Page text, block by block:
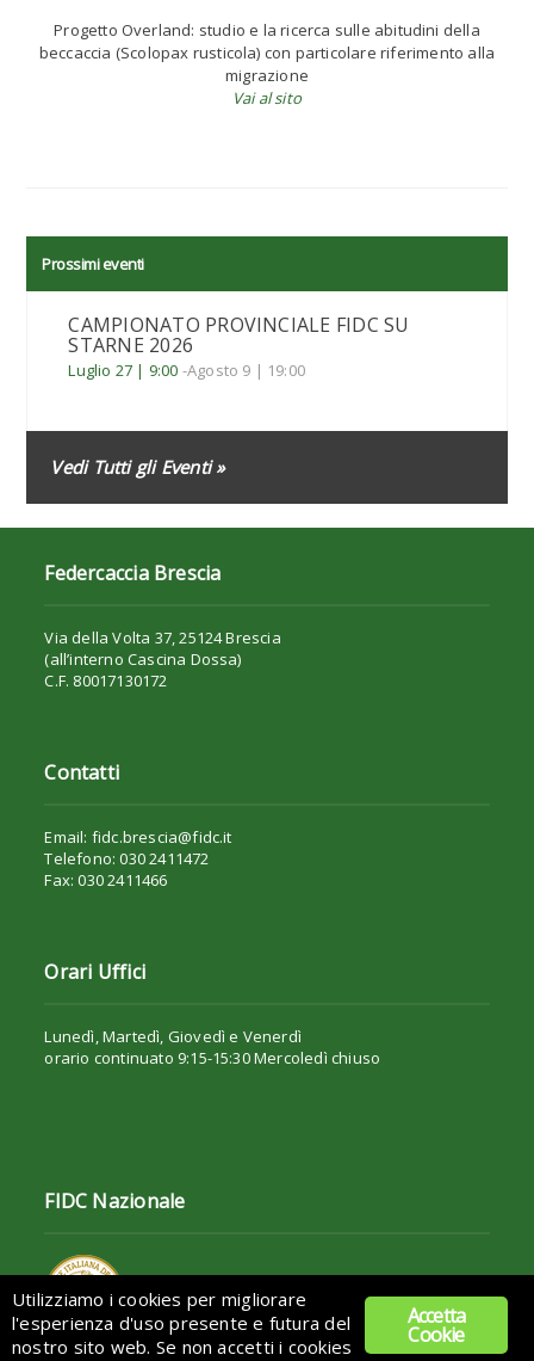
Progetto Overland: studio e la ricerca sulle abitudini della
beccaccia (Scolopax rusticola) con particolare riferimento alla
migrazione
Vai al sito
Prossimi eventi
CAMPIONATO PROVINCIALE FIDC SU
STARNE 2026
Luglio 27 | 9:00 -Agosto 9 | 19:00
Vedi Tutti gli Eventi »
Federcaccia Brescia
Via della Volta 37, 25124 Brescia
(all’interno Cascina Dossa)
C.F. 80017130172
Contatti
Email: fidc.brescia@fidc.it
Telefono: 030 2411472
Fax: 030 2411466
Orari Uffici
Lunedì, Martedì, Giovedì e Venerdì
orario continuato 9:15-15:30 Mercoledì chiuso
FIDC Nazionale
Accetta
Cookie
Utilizziamo i cookies per migliorare
l'esperienza d'uso presente e futura del
nostro sito web. Se non accetti i cookies